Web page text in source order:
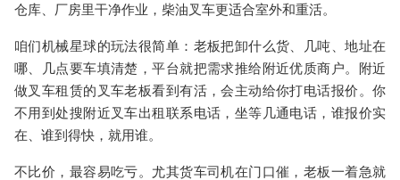
仓库、厂房里干净作业，柴油叉车更适合室外和重活。
咱们机械星球的玩法很简单：老板把卸什么货、几吨、地址在
哪、几点要车填清楚，平台就把需求推给附近优质商户。附近
做叉车租赁的叉车老板看到有活，会主动给你打电话报价。你
不用到处搜附近叉车出租联系电话 ，坐等几通电话，谁报价实
在、谁到得快，就用谁。
不比价，最容易吃亏。尤其货车司机在门口催，老板一着急就